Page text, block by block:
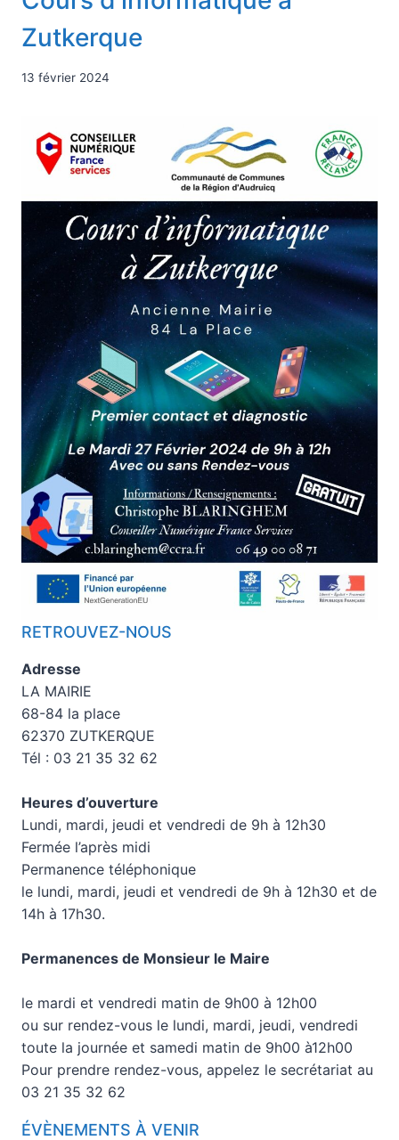
Zutkerque
13 février 2024
RETROUVEZ-NOUS
Adresse
LA MAIRIE
68-84 la place
62370 ZUTKERQUE
Tél : 03 21 35 32 62
Heures d’ouverture
Lundi, mardi, jeudi et vendredi de 9h à 12h30
Fermée l’après midi
Permanence téléphonique
le lundi, mardi, jeudi et vendredi de 9h à 12h30 et de
14h à 17h30.
Permanences de Monsieur le Maire
le mardi et vendredi matin de 9h00 à 12h00
ou sur rendez-vous le lundi, mardi, jeudi, vendredi
toute la journée et samedi matin de 9h00 à12h00
Pour prendre rendez-vous, appelez le secrétariat au
03 21 35 32 62
ÉVÈNEMENTS À VENIR